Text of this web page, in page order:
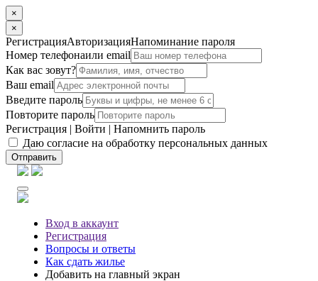
×
×
РегистрацияАвторизацияНапоминание пароля
Номер телефонаили email
Как вас зовут?
Ваш email
Введите пароль
Повторите пароль
Регистрация | Войти | Напомнить пароль
Даю согласие на обработку персональных данных
Отправить
Вход в аккаунт
Регистрация
Вопросы и ответы
Как сдать жилье
Добавить на главный экран